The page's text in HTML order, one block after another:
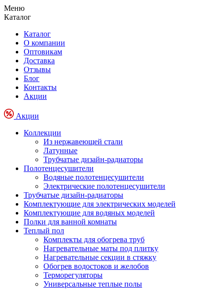
Меню
Каталог
Каталог
О компании
Оптовикам
Доставка
Отзывы
Блог
Контакты
Акции
Акции
Коллекции
Из нержавеющей стали
Латунные
Трубчатые дизайн-радиаторы
Полотенцесушители
Водяные полотенцесушители
Электрические полотенцесушители
Трубчатые дизайн-радиаторы
Комплектующие для электрических моделей
Комплектующие для водяных моделей
Полки для ванной комнаты
Теплый пол
Комплекты для обогрева труб
Нагревательные маты под плитку
Нагревательные секции в стяжку
Обогрев водостоков и желобов
Терморегуляторы
Универсальные теплые полы